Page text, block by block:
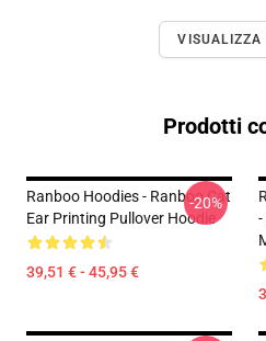
VISUALIZZA
Prodotti
Ranboo Hoodies - Ranboo Cat
Ear Printing Pullover Hoodie
39,51 € - 45,95 €
-20%
-